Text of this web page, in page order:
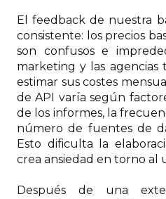
El feedback de nuestra
consistente: los precios
son confusos e
marketing y las agencias
estimar sus costes
de API varía según
de los informes, la
número de fuentes de
Esto dificulta la
crea ansiedad en torno al
Después de una